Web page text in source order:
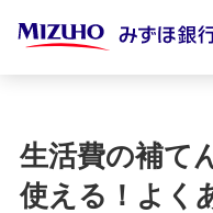
遅延損害金利率の適
カードローンの金
ポイントや流れも
生活費の補て
使える！よく